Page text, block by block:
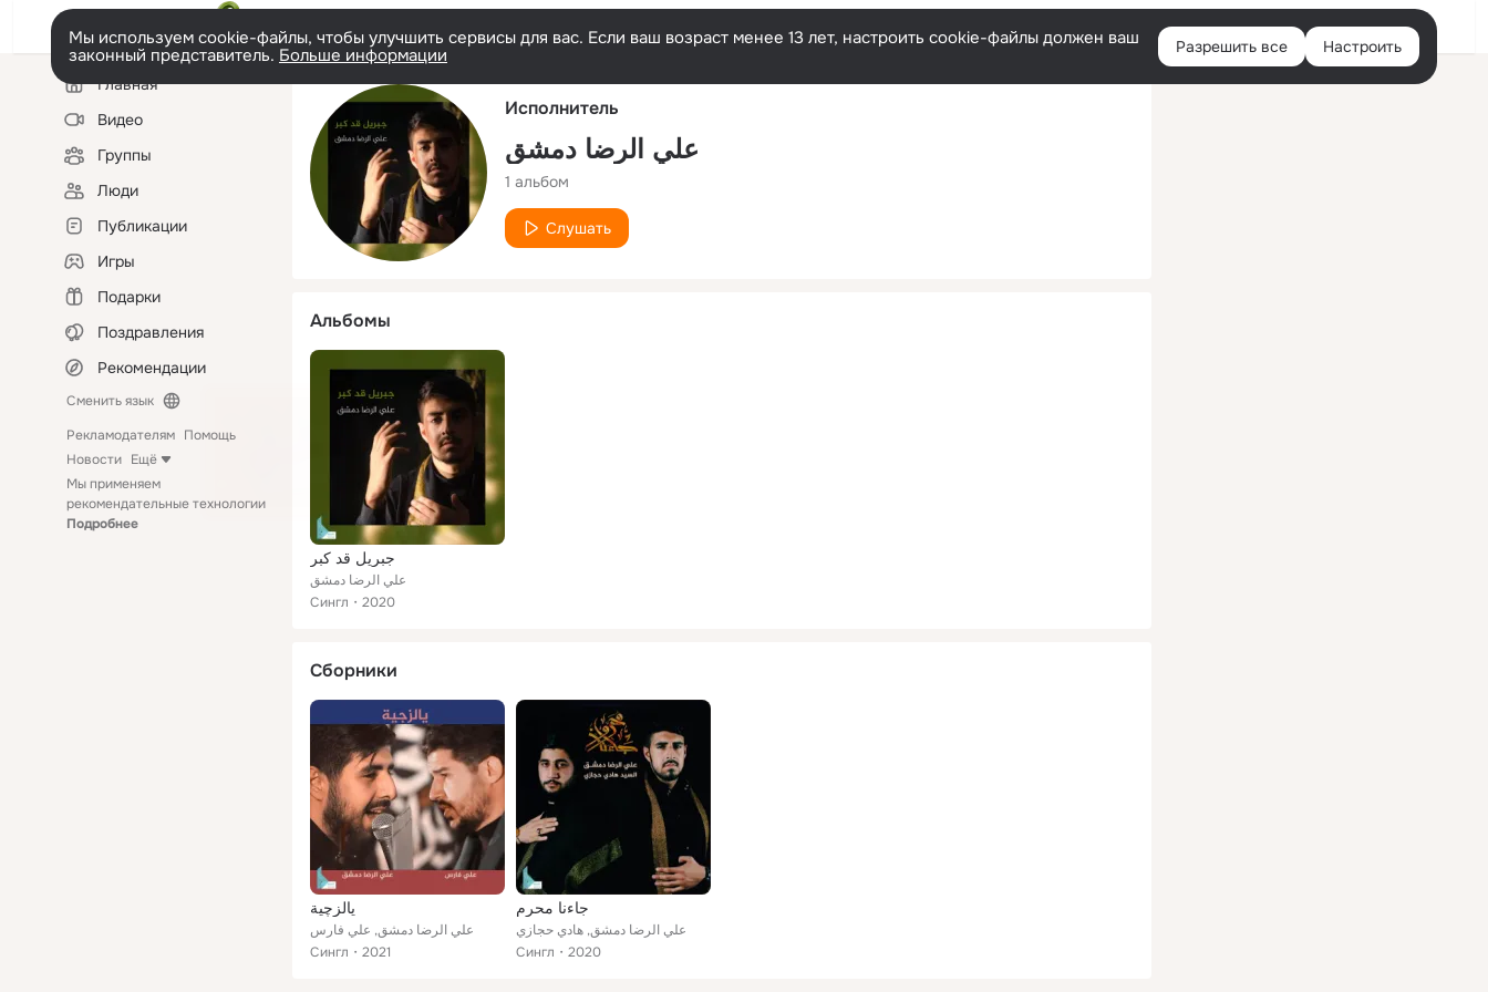
Русский Войти
Мы используем cookie-файлы, чтобы улучшить сервисы для вас. Если ваш возраст менее 13 лет, настроить cookie-файлы должен ваш
законный представитель. Больше информации Разрешить все Настроить
Левая
колонкаГлавная
Видео
Группы
Люди
Публикации
Игры
Подарки
Поздравления
Рекомендации
Сменить язык
Рекламодателям Помощь
Новости Ещё
Мы применяем
рекомендательные технологии
Подробнее
Исполнитель
علي الرضا دمشق
1 альбом
Слушать
Альбомы
جبريل قد كبر
علي الرضا دمشق
Сингл
2020
Сборники
يالزچية
علي الرضا دمشق, علي فارس
Сингл
2021
جاءنا محرم
علي الرضا دمشق, هادي حجازي
Сингл
2020